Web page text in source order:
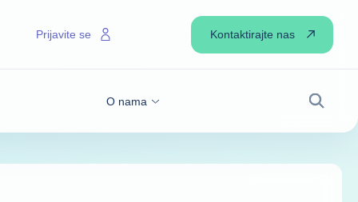
O nama
Prijavite se Kontaktirajte nas